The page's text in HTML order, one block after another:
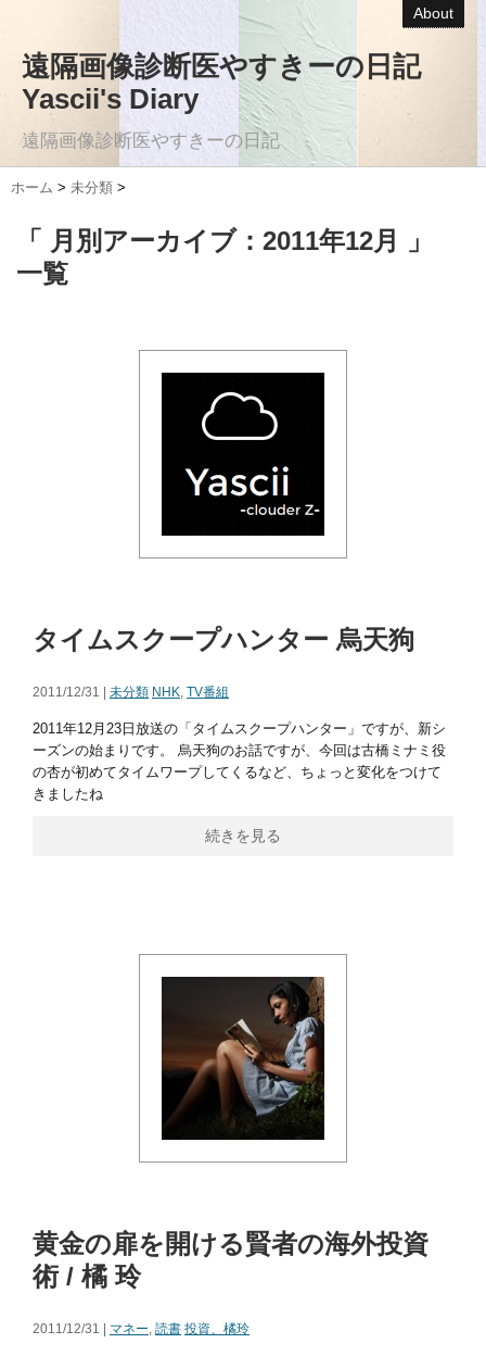
About
遠隔画像診断医やすきーの日記
Yascii's Diary
遠隔画像診断医やすきーの日記
ホーム > 未分類 >
「 月別アーカイブ：2011年12月 」
一覧
タイムスクープハンター 烏天狗
2011/12/31 | 未分類 NHK, TV番組
2011年12月23日放送の「タイムスクープハンター」ですが、新シ
ーズンの始まりです。 烏天狗のお話ですが、今回は古橋ミナミ役
の杏が初めてタイムワープしてくるなど、ちょっと変化をつけて
きましたね
続きを見る
黄金の扉を開ける賢者の海外投資
術 / 橘 玲
2011/12/31 | マネー, 読書 投資、橘玲